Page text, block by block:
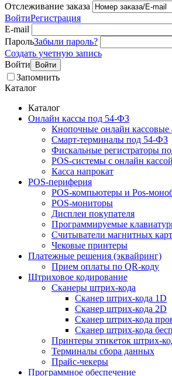
Отслеживание заказа
ВойтиРегистрация
E-mail
ПарольЗабыли пароль?
Создать учетную запись
Войти
Войти
Запомнить
Каталог
Каталог
Онлайн кассы под 54-ФЗ
Кнопочные онлайн кассовые
Смарт-терминалы под 54-ФЗ
Фискальные регистраторы
POS-системы с онлайн
Касса напрокат
POS-периферия
POS-компьютеры и Pos-
POS-мониторы
Дисплеи покупателя
Программируемые
Считыватели магнитных карт
Чековые принтеры
Платежные решения (эквайринг)
Прием оплаты по QR-коду
Штриховое кодирование
Сканеры штрих-кода
Сканер штрих-кода 1D
Сканер штрих-кода 2D
Сканер штрих-кода
Сканер штрих-кода
Принтеры этикеток штрих-
Терминалы сбора данных
Прайс-чекеры
Программное обеспечение